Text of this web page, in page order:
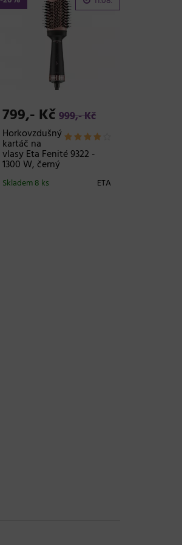
799,- Kč999,- Kč
Horkovzdušný
kartáč na
vlasy Eta Fenité 9322 -
1300 W, černý
ETA
Skladem 8 ks